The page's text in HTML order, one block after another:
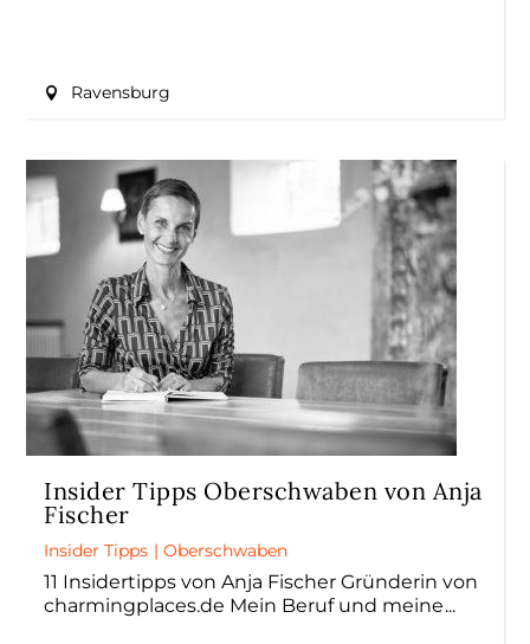
Ravensburg
Insider Tipps Oberschwaben von Anja
Fischer
Insider Tipps |Oberschwaben
11 Insidertipps von Anja Fischer Gründerin von
charmingplaces.de Mein Beruf und meine